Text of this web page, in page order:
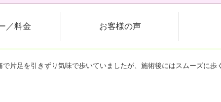
／料金 お客様の声
で片足を引きずり気味で歩いていましたが、施術後にはスムーズに歩